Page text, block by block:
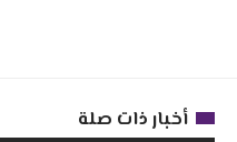
أخبار ذات صلة